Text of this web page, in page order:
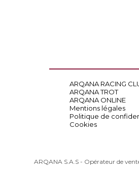
ARQANA RACING
ARQANA TROT
ARQANA ONLINE
Mentions légales
Politique de
Cookies
ARQANA S.A.S - Opérateur de